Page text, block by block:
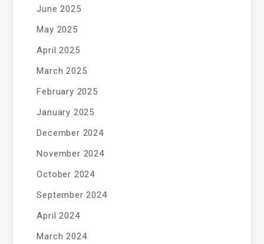
June 2025
May 2025
April 2025
March 2025
February 2025
January 2025
December 2024
November 2024
October 2024
September 2024
April 2024
March 2024